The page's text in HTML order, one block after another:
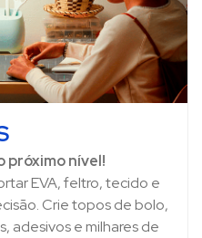
próximo nível!
EVA, feltro, tecido e
Crie topos de bolo,
adesivos e milhares de